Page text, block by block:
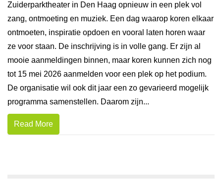
Zuiderparktheater in Den Haag opnieuw in een plek vol
zang, ontmoeting en muziek. Een dag waarop koren elkaar
ontmoeten, inspiratie opdoen en vooral laten horen waar
ze voor staan. De inschrijving is in volle gang. Er zijn al
mooie aanmeldingen binnen, maar koren kunnen zich nog
tot 15 mei 2026 aanmelden voor een plek op het podium.
De organisatie wil ook dit jaar een zo gevarieerd mogelijk
programma samenstellen. Daarom zijn...
Read More